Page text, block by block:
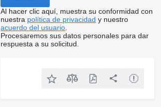
Al hacer clic aquí, muestra su conformidad con
nuestra política de privacidad y nuestro
acuerdo del usuario
Procesaremos sus datos personales para dar
respuesta a su solicitud.